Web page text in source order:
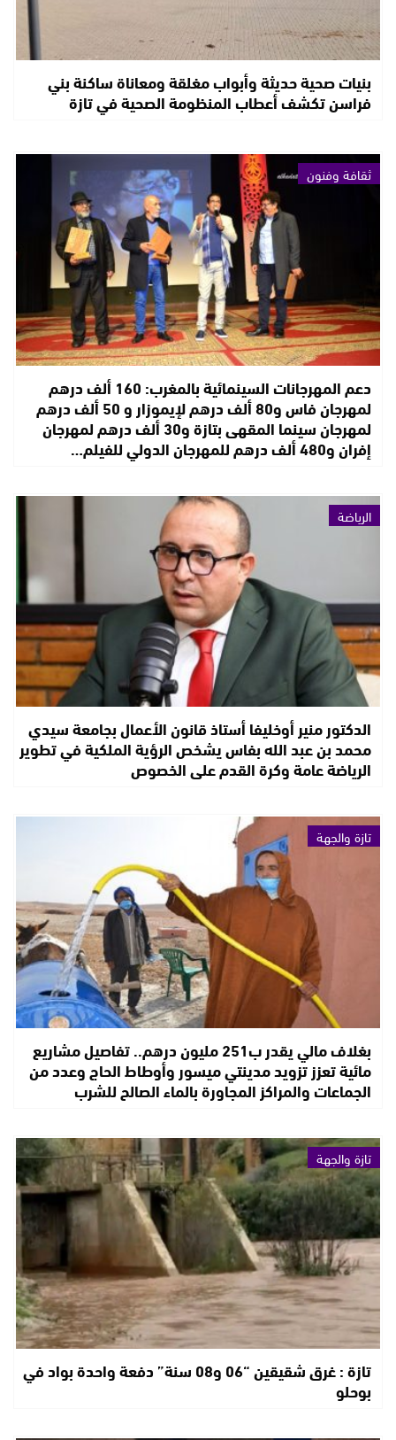
بنيات صحية حديثة وأبواب مغلقة ومعاناة ساكنة بني
فراسن تكشف أعطاب المنظومة الصحية في تازة
ثقافة وفنون
دعم المهرجانات السينمائية بالمغرب: 160 ألف درهم
لمهرجان فاس و80 ألف درهم لإيموزار و 50 ألف درهم
لمهرجان سينما المقهى بتازة و30 ألف درهم لمهرجان
إفران و480 ألف درهم للمهرجان الدولي للفيلم…
الرياضة
الدكتور منير أوخليفا أستاذ قانون الأعمال بجامعة سيدي
محمد بن عبد الله بفاس يشخص الرؤية الملكية في تطوير
الرياضة عامة وكرة القدم على الخصوص
تازة والجهة
بغلاف مالي يقدر ب251 مليون درهم.. تفاصيل مشاريع
مائية تعزز تزويد مدينتي ميسور وأوطاط الحاج وعدد من
الجماعات والمراكز المجاورة بالماء الصالح للشرب
تازة والجهة
تازة : غرق شقيقين “06 و08 سنة” دفعة واحدة بواد في
بوحلو